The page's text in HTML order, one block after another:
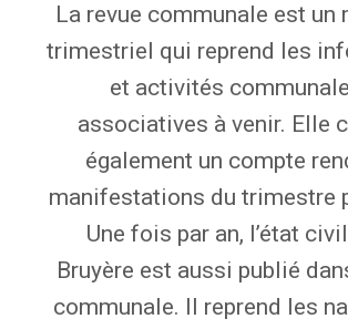
La revue communale est un
trimestriel qui reprend les
et activités
associatives à venir. Elle
également un compte
manifestations du trimestre
Une fois par an, l’état
Bruyère est aussi publié
communale. Il reprend les